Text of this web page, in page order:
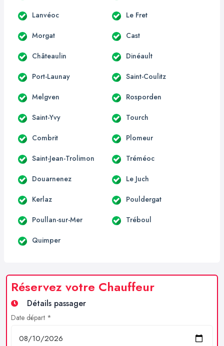
Lanvéoc Le Fret
Morgat Cast
Châteaulin Dinéault
Port-Launay Saint-Coulitz
Melgven Rosporden
Saint-Yvy Tourch
Combrit Plomeur
Saint-Jean-Trolimon Tréméoc
Douarnenez Le Juch
Kerlaz Pouldergat
Poullan-sur-Mer Tréboul
Quimper
Réservez votre Chauffeur
Détails passager
Date départ *